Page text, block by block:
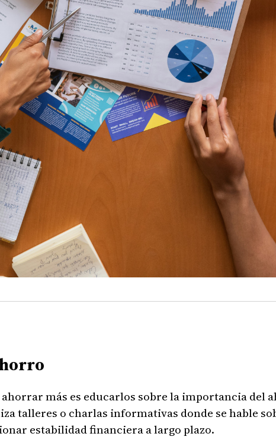
más es educarlos sobre la importancia del
talleres o charlas informativas donde se hable
estabilidad financiera a largo plazo.